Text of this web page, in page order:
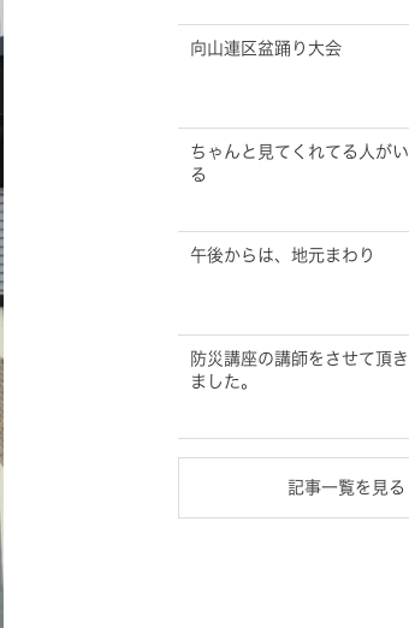
向山連区盆踊り大会
ちゃんと見てくれてる人がい
る
午後からは、地元まわり
防災講座の講師をさせて頂き
ました。
記事一覧を見る